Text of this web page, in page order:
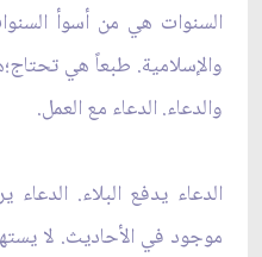
السنوات هي من أسوأ
والإسلامية. طبعاً هي
والدعاء. الدعاء مع العمل.
الدعاء يدفع البلاء.
موجود في الأحاديث. لا